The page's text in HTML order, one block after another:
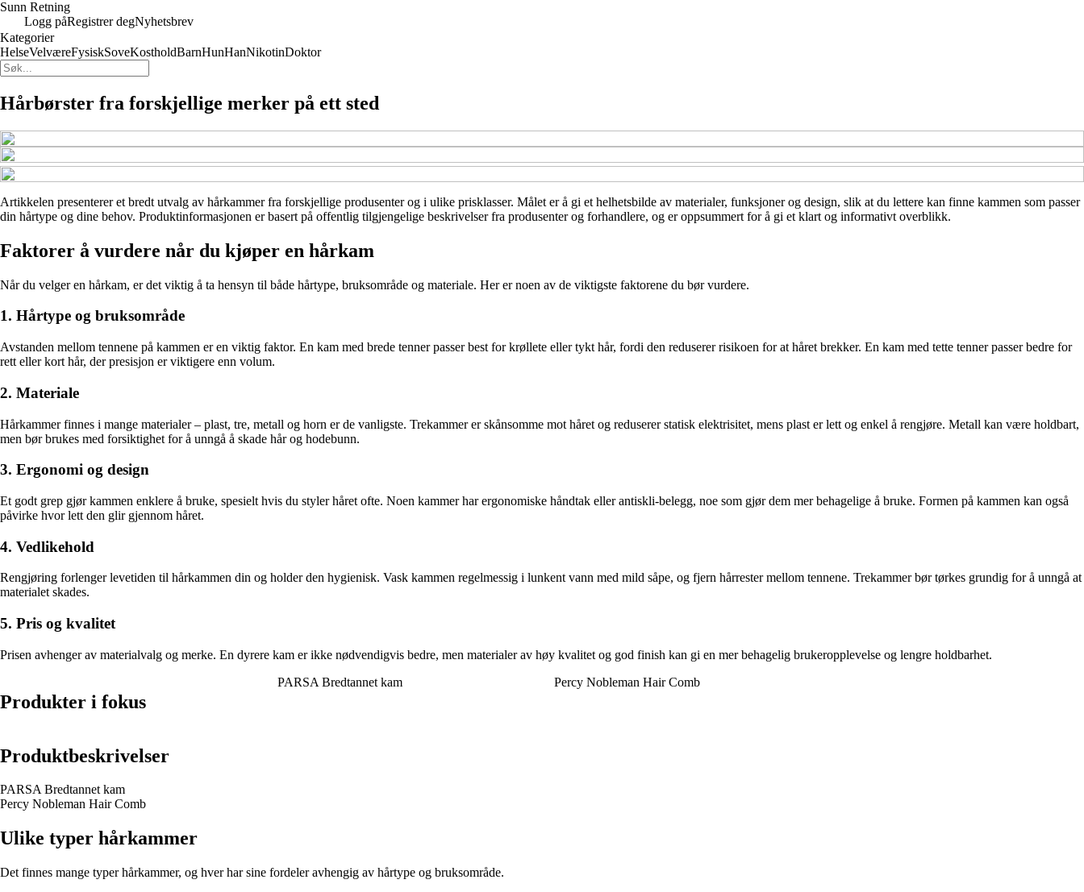
Sunn Retning
Logg påRegistrer degNyhetsbrev
Kategorier
HelseVelværeFysiskSoveKostholdBarnHunHanNikotinDoktor
Hårbørster fra forskjellige merker på ett sted
Artikkelen presenterer et bredt utvalg av hårkammer fra forskjellige produsenter og i ulike prisklasser. Målet er å gi et helhetsbilde av materialer, funksjoner og design, slik at du lettere kan finne kammen som passer
din hårtype og dine behov. Produktinformasjonen er basert på offentlig tilgjengelige beskrivelser fra produsenter og forhandlere, og er oppsummert for å gi et klart og informativt overblikk.
Faktorer å vurdere når du kjøper en hårkam
Når du velger en hårkam, er det viktig å ta hensyn til både hårtype, bruksområde og materiale. Her er noen av de viktigste faktorene du bør vurdere.
1. Hårtype og bruksområde
Avstanden mellom tennene på kammen er en viktig faktor. En kam med brede tenner passer best for krøllete eller tykt hår, fordi den reduserer risikoen for at håret brekker. En kam med tette tenner passer bedre for
rett eller kort hår, der presisjon er viktigere enn volum.
2. Materiale
Hårkammer finnes i mange materialer – plast, tre, metall og horn er de vanligste. Trekammer er skånsomme mot håret og reduserer statisk elektrisitet, mens plast er lett og enkel å rengjøre. Metall kan være holdbart,
men bør brukes med forsiktighet for å unngå å skade hår og hodebunn.
3. Ergonomi og design
Et godt grep gjør kammen enklere å bruke, spesielt hvis du styler håret ofte. Noen kammer har ergonomiske håndtak eller antiskli-belegg, noe som gjør dem mer behagelige å bruke. Formen på kammen kan også
påvirke hvor lett den glir gjennom håret.
4. Vedlikehold
Rengjøring forlenger levetiden til hårkammen din og holder den hygienisk. Vask kammen regelmessig i lunkent vann med mild såpe, og fjern hårrester mellom tennene. Trekammer bør tørkes grundig for å unngå at
materialet skades.
5. Pris og kvalitet
Prisen avhenger av materialvalg og merke. En dyrere kam er ikke nødvendigvis bedre, men materialer av høy kvalitet og god finish kan gi en mer behagelig brukeropplevelse og lengre holdbarhet.
Produkter i fokus
PARSA Bredtannet kam Percy Nobleman Hair Comb
Produktbeskrivelser
PARSA Bredtannet kam
Percy Nobleman Hair Comb
Ulike typer hårkammer
Det finnes mange typer hårkammer, og hver har sine fordeler avhengig av hårtype og bruksområde.